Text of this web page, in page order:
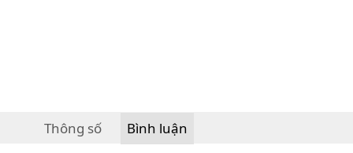
Thông số Bình luận